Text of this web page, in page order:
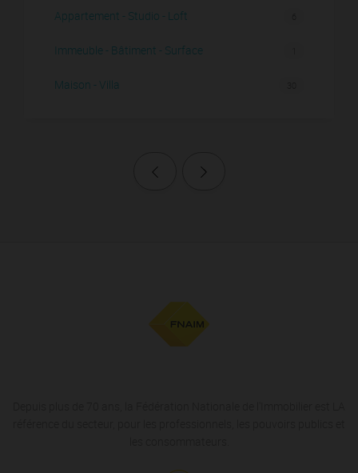
Appartement - Studio - Loft
Immeuble - Bâtiment - Surface
Maison - Villa
Page précédente